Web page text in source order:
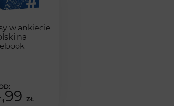
w ankiecie
na
ZŁ